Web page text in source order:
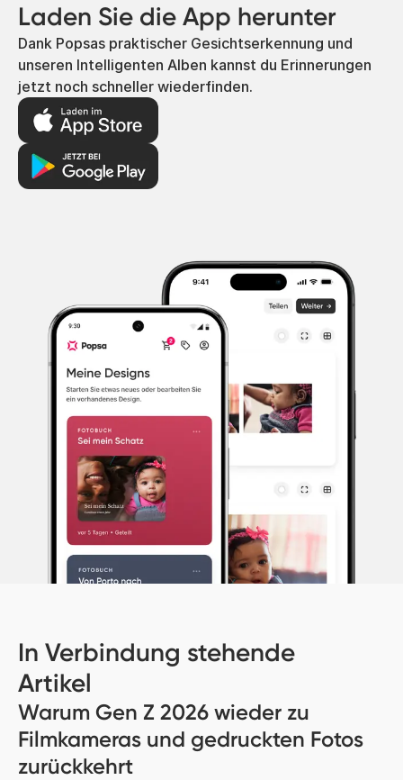
Laden Sie die App herunter
Dank Popsas praktischer Gesichtserkennung und
unseren Intelligenten Alben kannst du Erinnerungen
jetzt noch schneller wiederfinden.
In Verbindung stehende
Artikel
Warum Gen Z 2026 wieder zu
Filmkameras und gedruckten Fotos
zurückkehrt